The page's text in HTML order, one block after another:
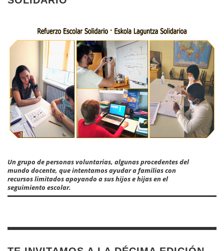
Un grupo de personas voluntarias, algunas procedentes del
mundo docente, que intentamos ayudar a familias con
recursos limitados apoyando a sus hijos e hijas en el
seguimiento escolar.